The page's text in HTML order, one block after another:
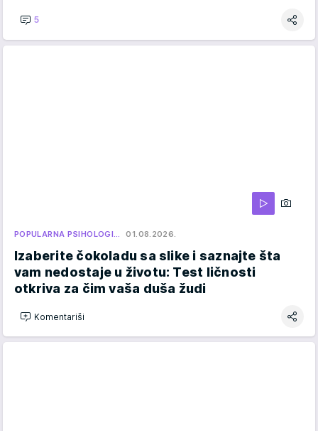
5
POPULARNA PSIHOLOGI… 01.08.2026.
Izaberite čokoladu sa slike i saznajte šta
vam nedostaje u životu: Test ličnosti
otkriva za čim vaša duša žudi
Komentariši